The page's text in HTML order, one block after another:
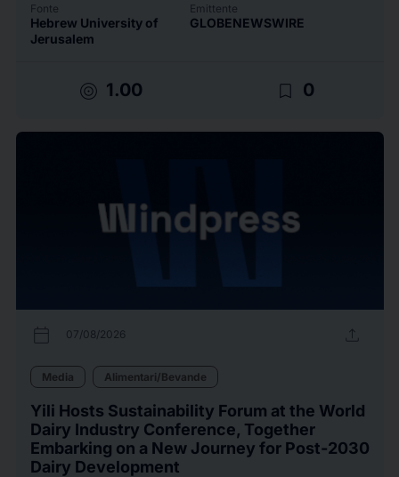
Fonte
Hebrew University of
Jerusalem
Emittente
GLOBENEWSWIRE
target 1.00 bookmark_border 0
calendar_today 07/08/2026 upload
Media Alimentari/Bevande
Yili Hosts Sustainability Forum at the World
Dairy Industry Conference, Together
Embarking on a New Journey for Post-2030
Dairy Development